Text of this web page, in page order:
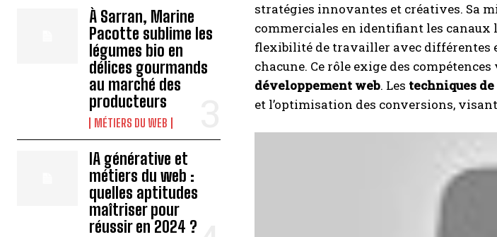
À Sarran, Marine
Pacotte sublime les
légumes bio en
délices gourmands
au marché des
producteurs
MÉTIERS DU WEB
IA générative et
métiers du web :
quelles aptitudes
maîtriser pour
réussir en 2024 ?
stratégies innovantes et créatives. Sa
commerciales en identifiant les canaux
flexibilité de travailler avec différentes
chacune. Ce rôle exige des
développement web. Les techniques
et l’optimisation des conversions,